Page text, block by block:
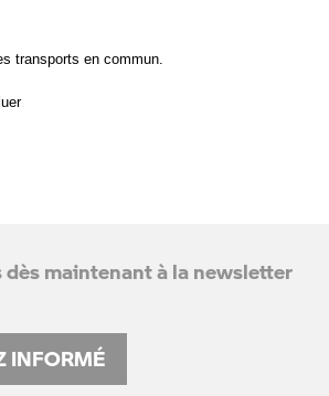
transports en commun.
dès maintenant à la newsletter
INFORMÉ